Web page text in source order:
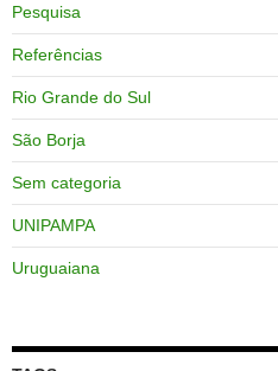
Pesquisa
Referências
Rio Grande do Sul
São Borja
Sem categoria
UNIPAMPA
Uruguaiana